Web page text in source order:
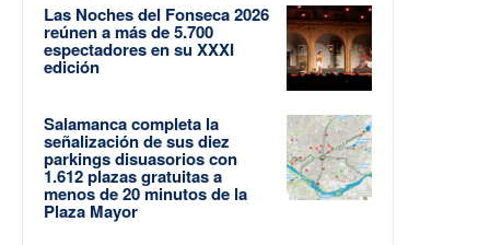
Las Noches del Fonseca 2026
reúnen a más de 5.700
espectadores en su XXXI
edición
Salamanca completa la
señalización de sus diez
parkings disuasorios con
1.612 plazas gratuitas a
menos de 20 minutos de la
Plaza Mayor